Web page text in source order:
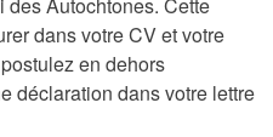
dans votre CV et votre
en dehors
déclaration dans votre lettre